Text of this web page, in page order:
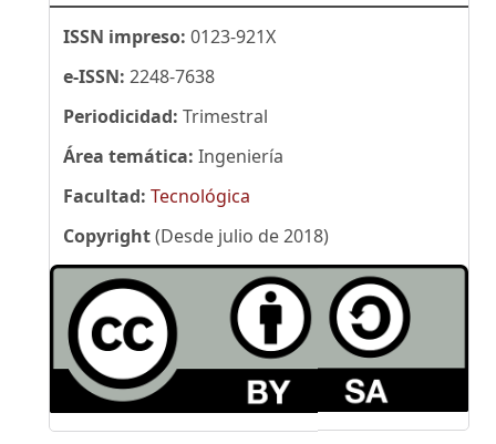
ISSN impreso: 0123-921X
e-ISSN: 2248-7638
Periodicidad: Trimestral
Área temática: Ingeniería
Facultad: Tecnológica
Copyright(Desde julio de 2018)